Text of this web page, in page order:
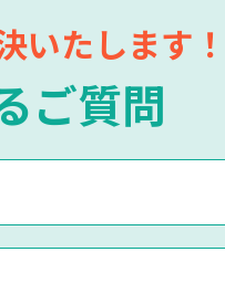
いたします！
ご質問